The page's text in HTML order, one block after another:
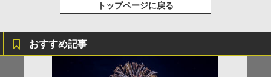
￥-
￥7,884
トップページに戻る
おすすめ記事